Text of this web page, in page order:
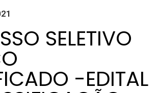
SELETIVO
-EDITAL